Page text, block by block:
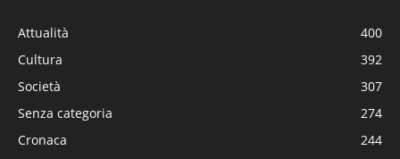
Attualità
400
Cultura
392
Società
307
Senza categoria
274
Cronaca
244